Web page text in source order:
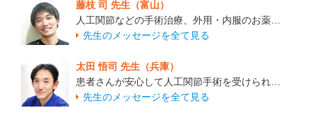
藤枝 司 先生（富山）
人工関節などの手術治療、外用・内服のお薬…
先生のメッセージを全て見る
太田 悟司 先生（兵庫）
患者さんが安心して人工関節手術を受けられ…
先生のメッセージを全て見る